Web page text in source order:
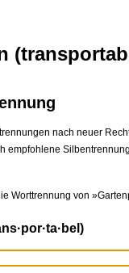
nach neuer
empfohlene
Worttrennung von